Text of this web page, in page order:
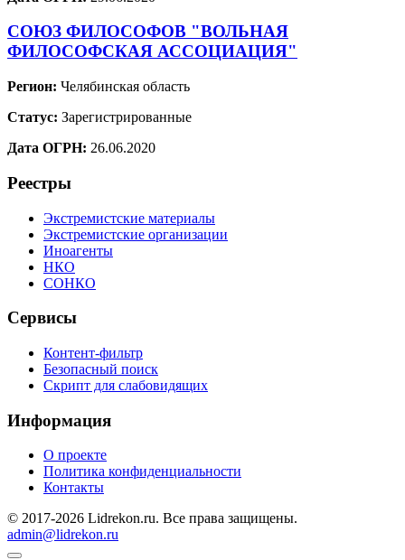
СОЮЗ ФИЛОСОФОВ "ВОЛЬНАЯ
ФИЛОСОФСКАЯ АССОЦИАЦИЯ"
Регион: Челябинская область
Статус: Зарегистрированные
Дата ОГРН: 26.06.2020
Реестры
Экстремистские материалы
Экстремистские организации
Иноагенты
НКО
СОНКО
Сервисы
Контент-фильтр
Безопасный поиск
Скрипт для слабовидящих
Информация
О проекте
Политика конфиденциальности
Контакты
© 2017-2026 Lidrekon.ru. Все права защищены.
admin@lidrekon.ru